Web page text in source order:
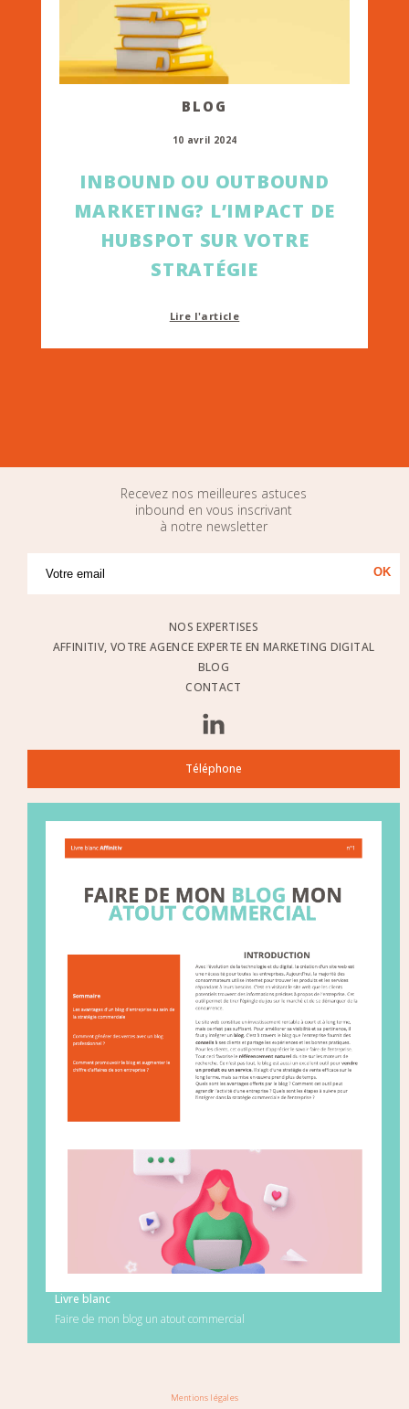
BLOG
10 avril 2024
INBOUND OU OUTBOUND
MARKETING? L’IMPACT DE
HUBSPOT SUR VOTRE
STRATÉGIE
Lire l'article
Téléphone
Livre blanc
Faire de mon blog un atout commercial
NOS EXPERTISES
AFFINITIV, VOTRE AGENCE EXPERTE EN MARKETING DIGITAL
BLOG
CONTACT
Recevez nos meilleures astuces
inbound en vous inscrivant
à notre newsletter
Mentions légales